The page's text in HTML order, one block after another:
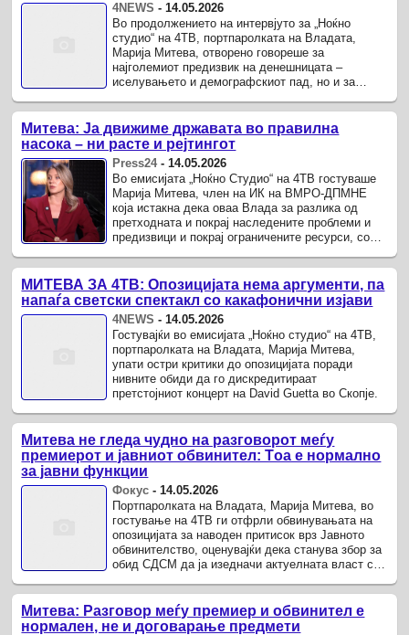
4NEWS -14.05.2026
Во продолжението на интервјуто за „Ноќно
студио“ на 4ТВ, портпаролката на Владата,
Марија Митева, отворено говореше за
најголемиот предизвик на денешницата –
иселувањето и демографскиот пад, но и за
Митева: Ја движиме државата во правилна
насока – ни расте и рејтингот
Press24-14.05.2026
Во емисијата „Ноќно Студио“ на 4ТВ гостуваше
Марија Митева, член на ИК на ВМРО-ДПМНЕ
која истакна дека оваа Влада за разлика од
претходната и покрај наследените проблеми и
предизвици и покрај ограничените ресурси, со
МИТЕВА ЗА 4ТВ: Опозицијата нема аргументи, па
напаѓа светски спектакл со какафонични изјави
4NEWS - 14.05.2026
Гостувајќи во емисијата „Ноќно студио“ на 4ТВ,
портпаролката на Владата, Марија Митева,
упати остри критики до опозицијата поради
нивните обиди да го дискредитираат
претстојниот концерт на David Guetta во Скопје.
Mитева не гледа чудно на разговорот меѓу
премиерот и јавниот обвинител: Tоа е нормално
за јавни функции
Фокус - 14.05.2026
Портпаролката на Владата, Марија Митева, во
гостување на 4ТВ ги отфрли обвинувањата на
опозицијата за наводен притисок врз Јавното
обвинителство, оценувајќи дека станува збор за
обид СДСМ да ја изедначи актуелната власт со
Митева: Разговор меѓу премиер и обвинител е
нормален, не и договарање предмети